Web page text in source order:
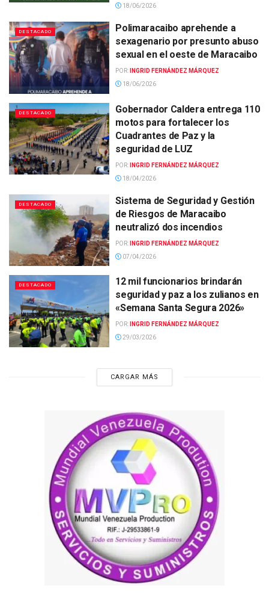
18/06/2026
DESTACADO
Polimaracaibo aprehende a
sexagenario por presunto abuso
sexual en el oeste de Maracaibo
POR:
INGRID FERNÁNDEZ MÁRQUEZ
18/06/2026
DESTACADO
Gobernador Caldera entrega 110
motos para fortalecer los
Cuadrantes de Paz y la
seguridad de LUZ
POR:
INGRID FERNÁNDEZ MÁRQUEZ
18/04/2026
DESTACADO
Sistema de Seguridad y Gestión
de Riesgos de Maracaibo
neutralizó dos incendios
POR:
INGRID FERNÁNDEZ MÁRQUEZ
07/04/2026
DESTACADO
12 mil funcionarios brindarán
seguridad y paz a los zulianos en
«Semana Santa Segura 2026»
POR:
INGRID FERNÁNDEZ MÁRQUEZ
29/03/2026
CARGAR MÁS